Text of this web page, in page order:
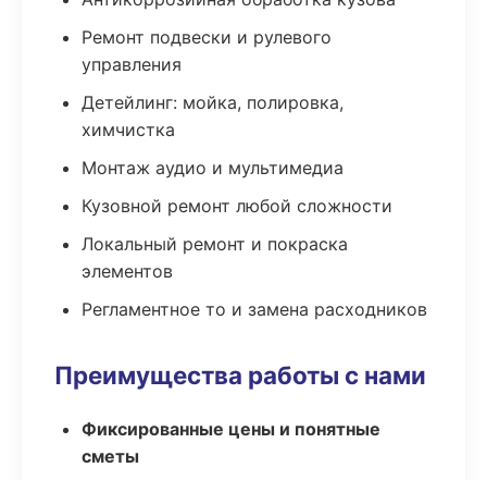
Ремонт подвески и рулевого
управления
Детейлинг: мойка, полировка,
химчистка
Монтаж аудио и мультимедиа
Кузовной ремонт любой сложности
Локальный ремонт и покраска
элементов
Регламентное то и замена расходников
Преимущества работы с нами
Фиксированные цены и понятные
сметы